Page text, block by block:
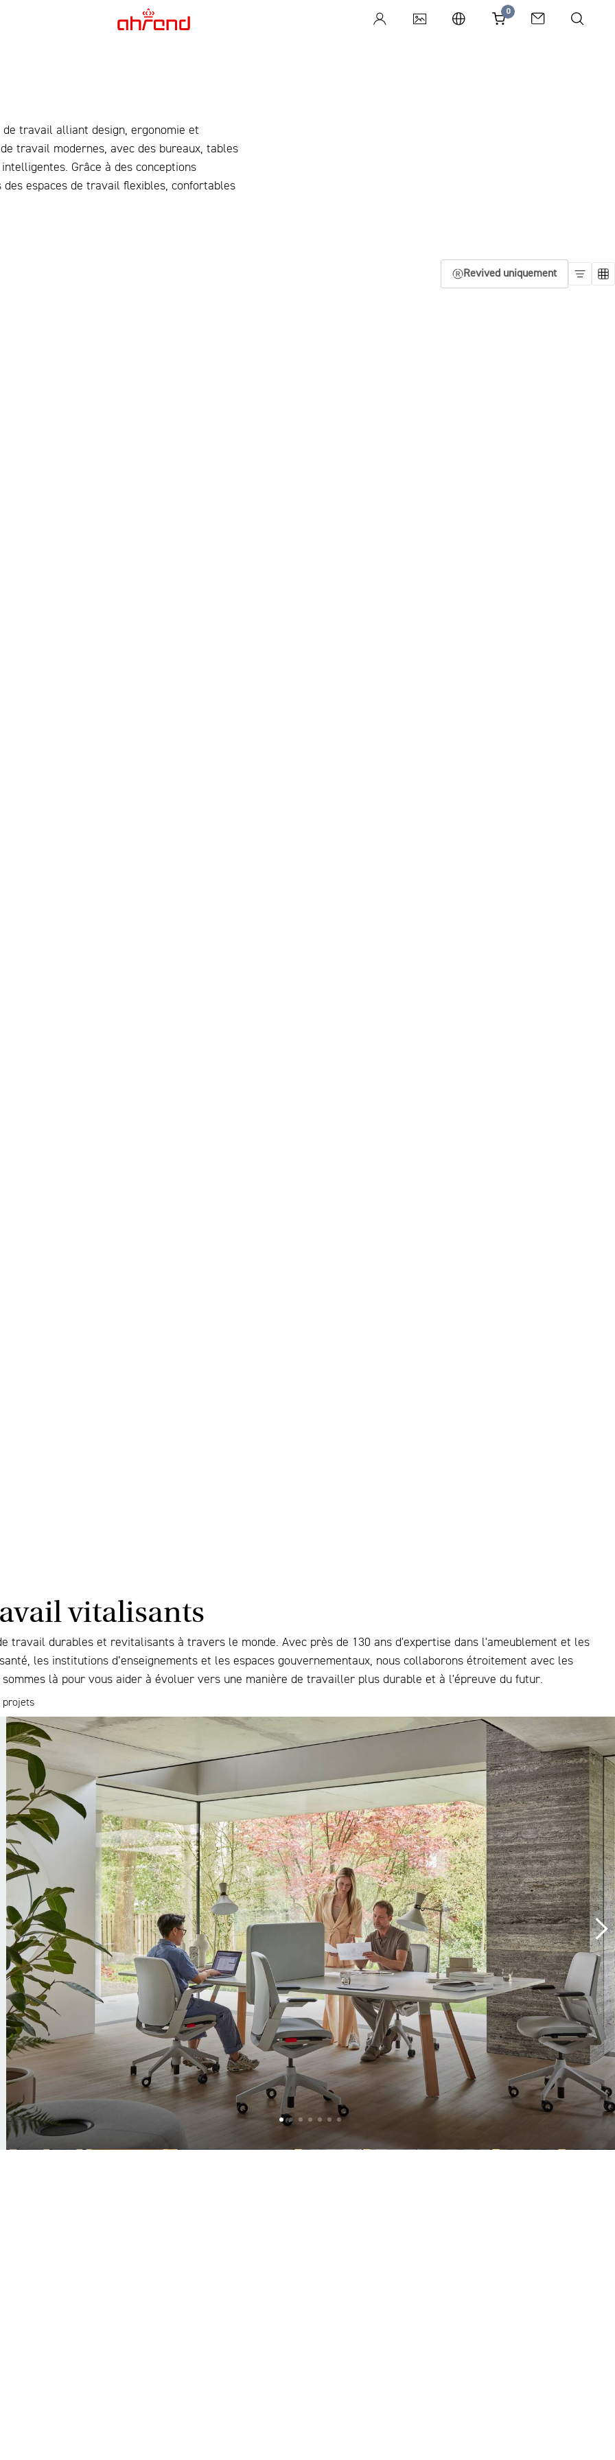
0
de travail alliant design, ergonomie et
travail modernes, avec des bureaux, tables
Grâce à des conceptions
espaces de travail flexibles, confortables
Revived uniquement
vitalisants
travail durables et revitalisants à travers le monde. Avec près de 130 ans d'expertise dans l'ameublement et les
les institutions d’enseignements et les espaces gouvernementaux, nous collaborons étroitement avec les
là pour vous aider à évoluer vers une manière de travailler plus durable et à l'épreuve du futur.
projets